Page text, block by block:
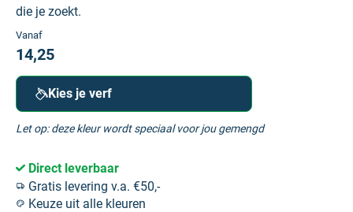
die je zoekt.
Vanaf
14,25
Kies je verf
Let op: deze kleur wordt speciaal voor jou gemengd
Direct leverbaar
Gratis levering v.a. €50,-
Keuze uit alle kleuren